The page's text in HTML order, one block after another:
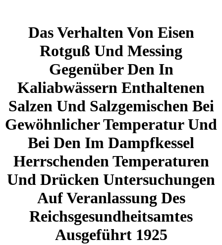
Das Verhalten Von Eisen
Rotguß Und Messing
Gegenüber Den In
Kaliabwässern Enthaltenen
Salzen Und Salzgemischen Bei
Gewöhnlicher Temperatur Und
Bei Den Im Dampfkessel
Herrschenden Temperaturen
Und Drücken Untersuchungen
Auf Veranlassung Des
Reichsgesundheitsamtes
Ausgeführt 1925